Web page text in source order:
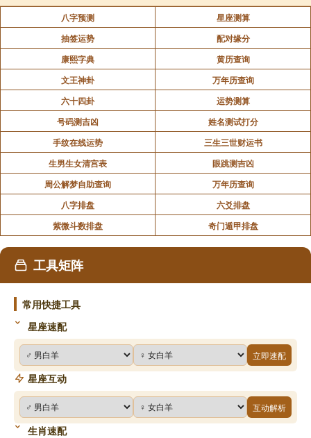
八字预测
星座测算
抽签运势
配对缘分
康熙字典
黄历查询
文王神卦
万年历查询
六十四卦
运势测算
号码测吉凶
姓名测试打分
手纹在线运势
三生三世财运书
生男生女清宫表
眼跳测吉凶
周公解梦自助查询
万年历查询
八字排盘
六爻排盘
紫微斗数排盘
奇门遁甲排盘
工具矩阵
常用快捷工具
星座速配
立即速配
星座互动
互动解析
生肖速配